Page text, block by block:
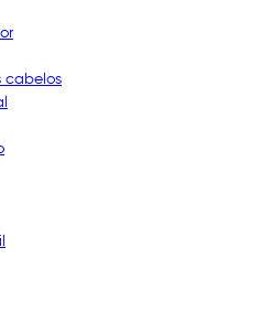
cabelos